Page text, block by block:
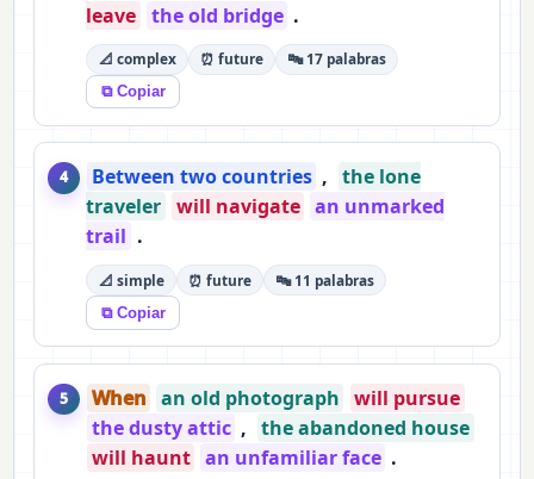
leave the old bridge .
📐 complex ⏰ future 🔤 17 palabras
⧉ Copiar
4 Between two countries , the lone
traveler will navigate an unmarked
trail .
📐 simple ⏰ future 🔤 11 palabras
⧉ Copiar
5 When an old photograph will pursue
the dusty attic , the abandoned house
will haunt an unfamiliar face .